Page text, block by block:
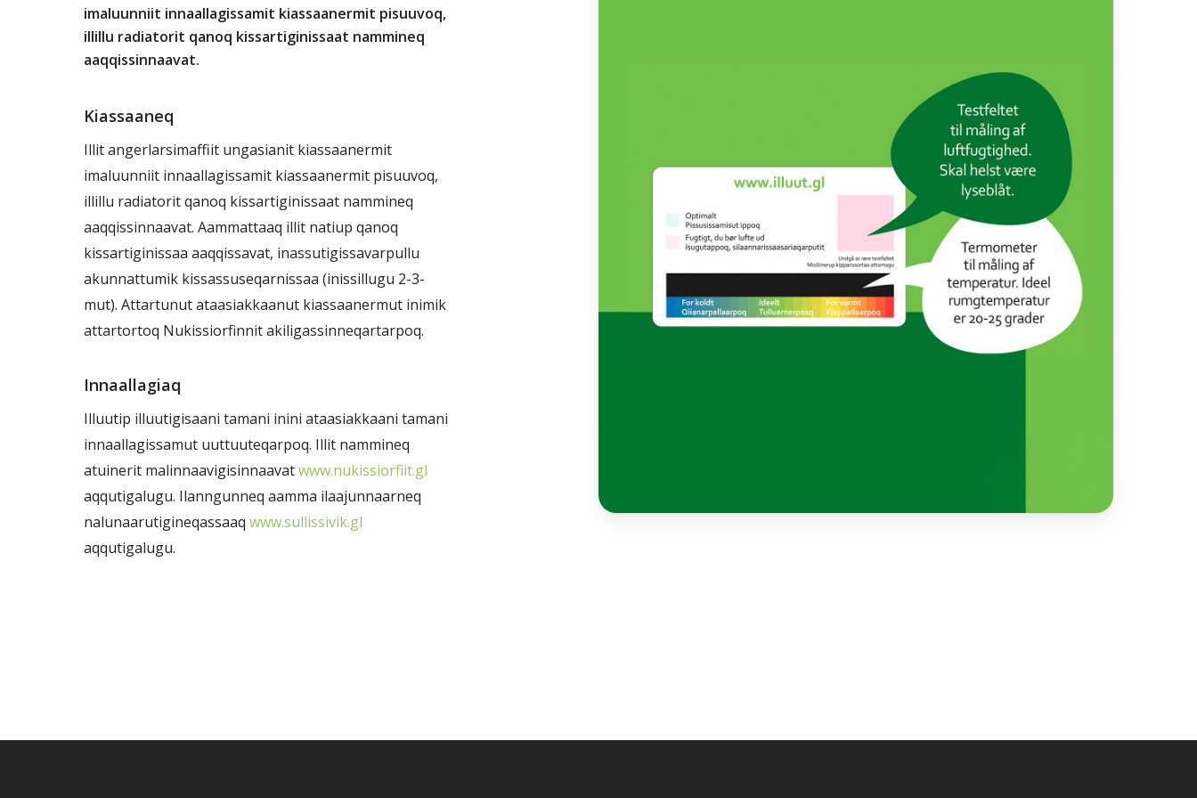
imaluunniit innaallagissamit kiassaanermit pisuuvoq,
illillu radiatorit qanoq kissartiginissaat nammineq
aaqqissinnaavat.
Kiassaaneq
Illit angerlarsimaffiit ungasianit kiassaanermit
imaluunniit innaallagissamit kiassaanermit pisuuvoq,
illillu radiatorit qanoq kissartiginissaat nammineq
aaqqissinnaavat. Aammattaaq illit natiup qanoq
kissartiginissaa aaqqissavat, inassutigissavarpullu
akunnattumik kissassuseqarnissaa (inissillugu 2-3-
mut). Attartunut ataasiakkaanut kiassaanermut inimik
attartortoq Nukissiorfinnit akiligassinneqartarpoq.
Innaallagiaq
Illuutip illuutigisaani tamani inini ataasiakkaani tamani
innaallagissamut uuttuuteqarpoq. Illit nammineq
atuinerit malinnaavigisinnaavatwww.nukissiorfiit.gl
aqqutigalugu. Ilanngunneq aamma ilaajunnaarneq
nalunaarutigineqassaaqwww.sullissivik.gl
aqqutigalugu.